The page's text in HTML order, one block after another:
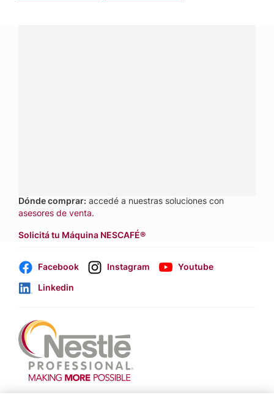
Dónde comprar: accedé a nuestras soluciones con
asesores de venta.
Solicitá tu Máquina NESCAFÉ®
Facebook Instagram
Youtube
Linkedin